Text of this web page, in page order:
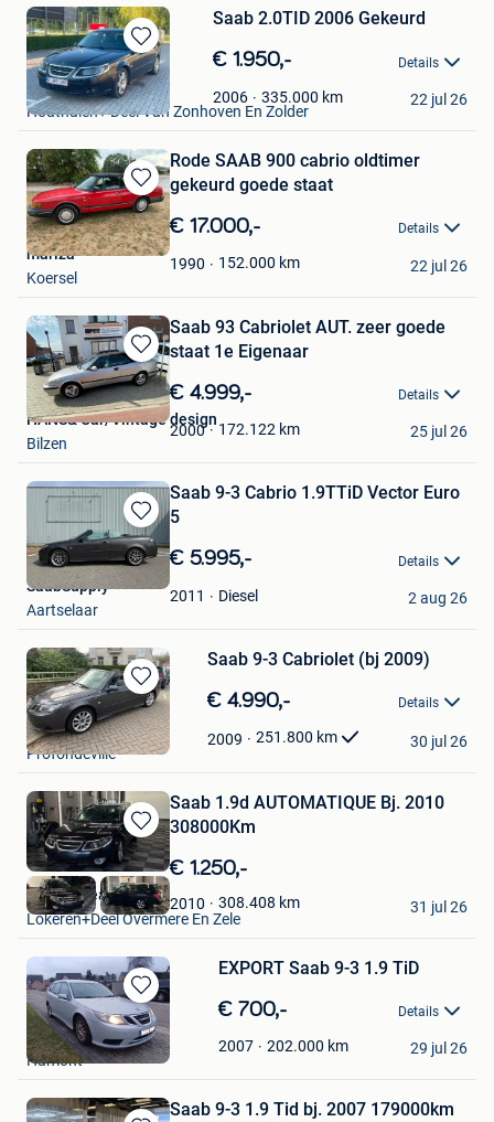
Bewaren
in
Mijn
Favorieten
Saab 2.0TID 2006 Gekeurd
€ 1.950,- Details
2006 335.000 km
Alessia Berisha
Houthalen+ Deel Van Zonhoven En Zolder
22 jul 26
Bewaren
in
Mijn
Favorieten
Rode SAAB 900 cabrio oldtimer
gekeurd goede staat
€ 17.000,- Details
1990 152.000 km
mariza
Koersel
22 jul 26
Bewaren
in
Mijn
Favorieten
Saab 93 Cabriolet AUT. zeer goede
staat 1e Eigenaar
€ 4.999,- Details
2000 172.122 km
HANS& Car/Vintage design
Bilzen
25 jul 26
Bewaren
in
Mijn
Favorieten
Saab 9-3 Cabrio 1.9TTiD Vector Euro
5
€ 5.995,- Details
2011 Diesel
SaabSupply
Aartselaar
2 aug 26
Bewaren
in
Mijn
Favorieten
Saab 9-3 Cabriolet (bj 2009)
€ 4.990,- Details
2009 251.800 km
MP CAR
Profondeville
30 jul 26
Bewaren
in
Mijn
Favorieten
Saab 1.9d AUTOMATIQUE Bj. 2010
308000Km
€ 1.250,-
2010 308.408 km
Top Cardeals
Lokeren+Deel Overmere En Zele
31 jul 26
Bewaren
in
Mijn
Favorieten
EXPORT Saab 9-3 1.9 TiD
€ 700,- Details
2007 202.000 km
Garage Melgers
Hamont
29 jul 26
Saab 9-3 1.9 Tid bj. 2007 179000km